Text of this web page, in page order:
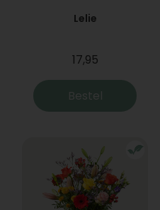
Lelie
17,95
Bestel